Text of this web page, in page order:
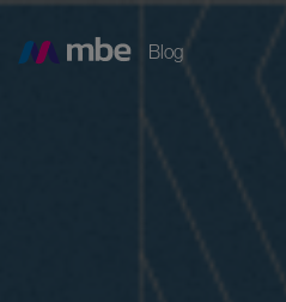
Blog